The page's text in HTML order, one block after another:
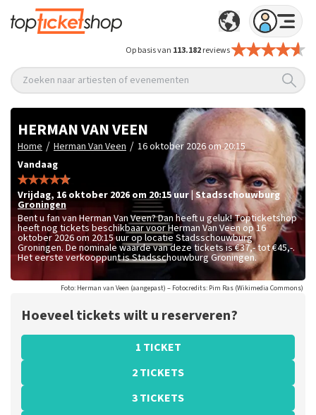
Op basis van 113.182reviews
Zoeken naar artiesten of evenementen
HERMAN VAN VEEN
Home / Herman Van Veen / 16 oktober 2026 om 20:15
Vandaag
vrijdag, 16 oktober 2026 om 20:15uur Stadsschouwburg
Groningen
Bent u fan van Herman Van Veen? Dan heeft u geluk! Topticketshop
heeft nog tickets beschikbaar voor Herman Van Veen op 16
oktober 2026 om 20:15 uur op locatie Stadsschouwburg
Groningen. De nominale waarde van deze tickets is€37,- tot €45,-.
Het eerste verkooppunt is Stadsschouwburg Groningen.
Foto: Herman van Veen (aangepast) – Fotocredits: Pim Ras (Wikimedia Commons)
Hoeveel tickets wilt u reserveren?
1 TICKET
2 TICKETS
3 TICKETS